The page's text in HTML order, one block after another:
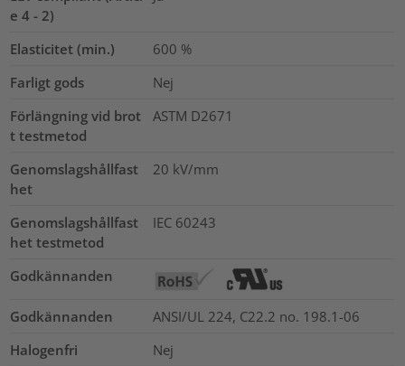
e 4 - 2)
Elasticitet (min.) 600 %
Farligt gods
Nej
Förlängning vid brot
t testmetod
ASTM D2671
Genomslagshållfast
het
20 kV/mm
Genomslagshållfast
het testmetod
IEC 60243
Godkännanden
Godkännanden
ANSI/UL 224, C22.2 no. 198.1-06
Halogenfri
Nej